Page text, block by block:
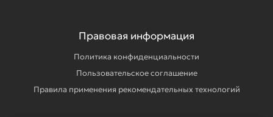
Правовая информация
Политика конфиденциальности
Пользовательское соглашение
Правила применения рекомендательных технологий